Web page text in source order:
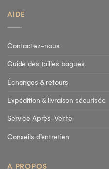
AIDE
Contactez-nous
Guide des tailles bagues
Échanges & retours
Expédition & livraison sécurisée
Service Après-Vente
Conseils d’entretien
A PROPOS